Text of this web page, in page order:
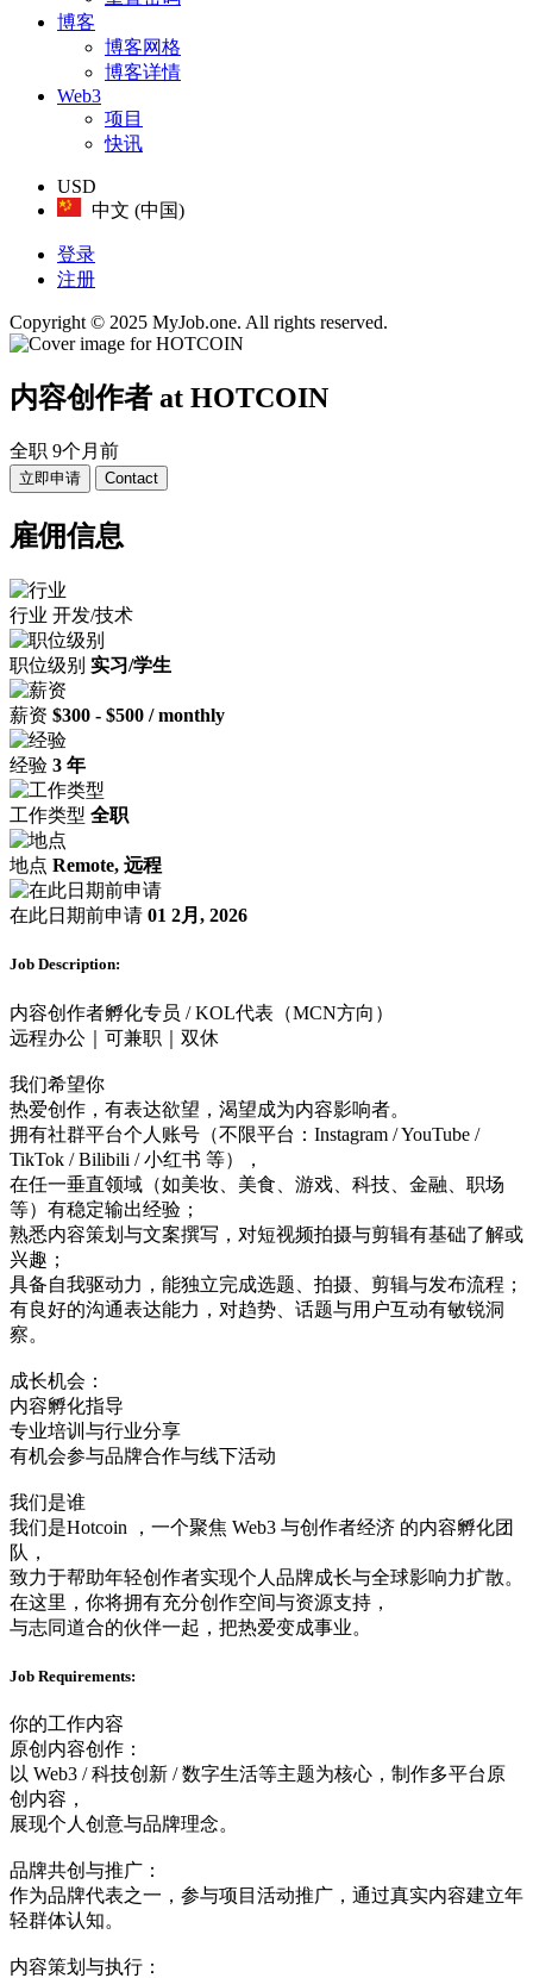
博客
博客网格
博客详情
Web3
项目
快讯
USD
中文 (中国)
登录
注册
Copyright © 2025 MyJob.one. All rights reserved.
内容创作者 at HOTCOIN
全职 9个月前
立即申请 Contact
雇佣信息
行业 开发/技术
职位级别 实习/学生
薪资 $300 - $500 / monthly
经验 3 年
工作类型 全职
地点 Remote, 远程
在此日期前申请 01 2月, 2026
Job Description:
内容创作者孵化专员 / KOL代表（MCN方向）
远程办公｜可兼职｜双休
我们希望你
热爱创作，有表达欲望，渴望成为内容影响者。
拥有社群平台个人账号（不限平台：Instagram / YouTube /
TikTok / Bilibili / 小红书 等），
在任一垂直领域（如美妆、美食、游戏、科技、金融、职场
等）有稳定输出经验；
熟悉内容策划与文案撰写，对短视频拍摄与剪辑有基础了解或
兴趣；
具备自我驱动力，能独立完成选题、拍摄、剪辑与发布流程；
有良好的沟通表达能力，对趋势、话题与用户互动有敏锐洞
察。
成长机会：
内容孵化指导
专业培训与行业分享
有机会参与品牌合作与线下活动
我们是谁
我们是Hotcoin ，一个聚焦 Web3 与创作者经济 的内容孵化团
队，
致力于帮助年轻创作者实现个人品牌成长与全球影响力扩散。
在这里，你将拥有充分创作空间与资源支持，
与志同道合的伙伴一起，把热爱变成事业。
Job Requirements:
你的工作内容
原创内容创作：
以 Web3 / 科技创新 / 数字生活等主题为核心，制作多平台原
创内容，
展现个人创意与品牌理念。
品牌共创与推广：
作为品牌代表之一，参与项目活动推广，通过真实内容建立年
轻群体认知。
内容策划与执行：